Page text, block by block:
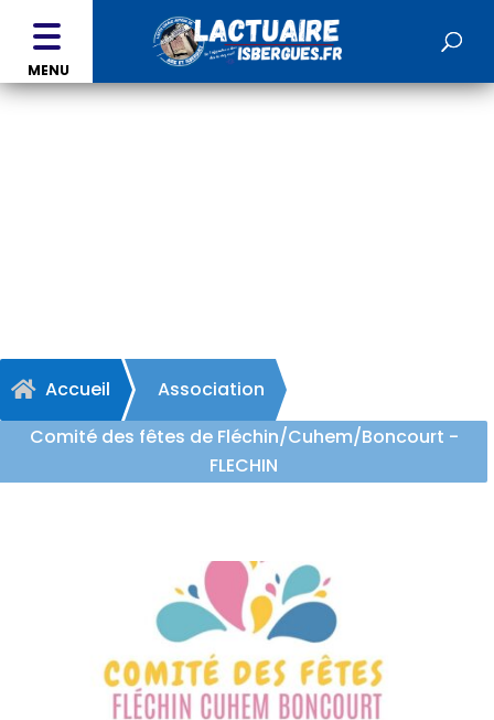
MENU
 Accueil
Association
Comité des fêtes de Fléchin/Cuhem/Boncourt -
FLECHIN
Précédent